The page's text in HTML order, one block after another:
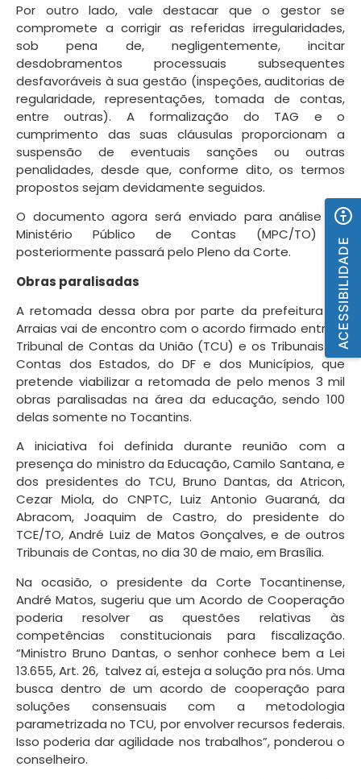
Por outro lado, vale destacar que o gestor se
compromete a corrigir as referidas irregularidades,
sob pena de, negligentemente, incitar
desdobramentos processuais subsequentes
desfavoráveis à sua gestão (inspeções, auditorias de
regularidade, representações, tomada de contas,
entre outras). A formalização do TAG e o
cumprimento das suas cláusulas proporcionam a
suspensão de eventuais sanções ou outras
penalidades, desde que, conforme dito, os termos
propostos sejam devidamente seguidos.
O documento agora será enviado para análise do
Ministério Público de Contas (MPC/TO) e
posteriormente passará pelo Pleno da Corte.
Obras paralisadas
A retomada dessa obra por parte da prefeitura de
Arraias vai de encontro com o acordo firmado entre o
Tribunal de Contas da União (TCU) e os Tribunais de
Contas dos Estados, do DF e dos Municípios, que
pretende viabilizar a retomada de pelo menos 3 mil
obras paralisadas na área da educação, sendo 100
delas somente no Tocantins.
A iniciativa foi definida durante reunião com a
presença do ministro da Educação, Camilo Santana, e
dos presidentes do TCU, Bruno Dantas, da Atricon,
Cezar Miola, do CNPTC, Luiz Antonio Guaraná, da
Abracom, Joaquim de Castro, do presidente do
TCE/TO, André Luiz de Matos Gonçalves, e de outros
Tribunais de Contas, no dia 30 de maio, em Brasília.
Na ocasião, o presidente da Corte Tocantinense,
André Matos, sugeriu que um Acordo de Cooperação
poderia resolver as questões relativas às
competências constitucionais para fiscalização.
“Ministro Bruno Dantas, o senhor conhece bem a Lei
13.655, Art. 26, talvez aí, esteja a solução pra nós. Uma
busca dentro de um acordo de cooperação para
soluções consensuais com a metodologia
parametrizada no TCU, por envolver recursos federais.
Isso poderia dar agilidade nos trabalhos”, ponderou o
conselheiro.
ACESSIBILIDADE